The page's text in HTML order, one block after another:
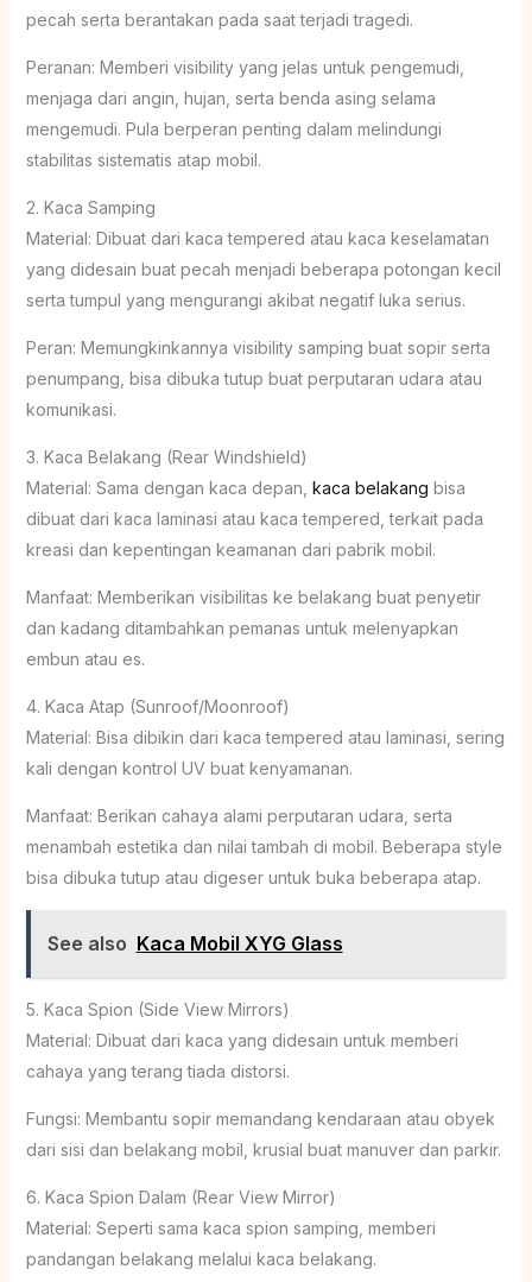
pecah serta berantakan pada saat terjadi tragedi.
Peranan: Memberi visibility yang jelas untuk pengemudi,
menjaga dari angin, hujan, serta benda asing selama
mengemudi. Pula berperan penting dalam melindungi
stabilitas sistematis atap mobil.
2. Kaca Samping
Material: Dibuat dari kaca tempered atau kaca keselamatan
yang didesain buat pecah menjadi beberapa potongan kecil
serta tumpul yang mengurangi akibat negatif luka serius.
Peran: Memungkinkannya visibility samping buat sopir serta
penumpang, bisa dibuka tutup buat perputaran udara atau
komunikasi.
3. Kaca Belakang (Rear Windshield)
Material: Sama dengan kaca depan, kaca belakang bisa
dibuat dari kaca laminasi atau kaca tempered, terkait pada
kreasi dan kepentingan keamanan dari pabrik mobil.
Manfaat: Memberikan visibilitas ke belakang buat penyetir
dan kadang ditambahkan pemanas untuk melenyapkan
embun atau es.
4. Kaca Atap (Sunroof/Moonroof)
Material: Bisa dibikin dari kaca tempered atau laminasi, sering
kali dengan kontrol UV buat kenyamanan.
Manfaat: Berikan cahaya alami perputaran udara, serta
menambah estetika dan nilai tambah di mobil. Beberapa style
bisa dibuka tutup atau digeser untuk buka beberapa atap.
See also Kaca Mobil XYG Glass
5. Kaca Spion (Side View Mirrors)
Material: Dibuat dari kaca yang didesain untuk memberi
cahaya yang terang tiada distorsi.
Fungsi: Membantu sopir memandang kendaraan atau obyek
dari sisi dan belakang mobil, krusial buat manuver dan parkir.
6. Kaca Spion Dalam (Rear View Mirror)
Material: Seperti sama kaca spion samping, memberi
pandangan belakang melalui kaca belakang.